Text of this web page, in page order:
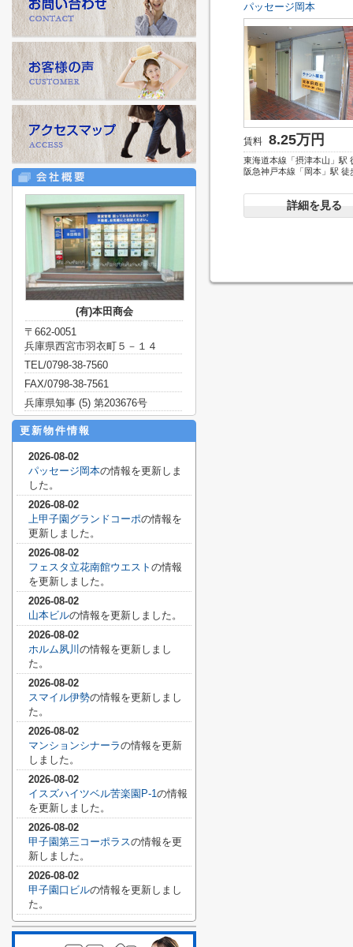
パッセージ岡本
賃料 8.25万円
東海道本線「摂津本山」駅
阪急神戸本線「岡本」駅 徒
詳細を見る
(有)本田商会
〒662-0051
兵庫県西宮市羽衣町５－１４
TEL/0798-38-7560
FAX/0798-38-7561
兵庫県知事 (5) 第203676号
更新物件情報
2026-08-02
パッセージ岡本の情報を更新しま
した。
2026-08-02
上甲子園グランドコーポの情報を
更新しました。
2026-08-02
フェスタ立花南館ウエスト の情報
を更新しました。
2026-08-02
山本ビルの情報を更新しました。
2026-08-02
ホルム夙川 の情報を更新しまし
た。
2026-08-02
スマイル伊勢の情報を更新しまし
た。
2026-08-02
マンションシナーラの情報を更新
しました。
2026-08-02
イスズハイツベル苦楽園P-1の情報
を更新しました。
2026-08-02
甲子園第三コーポラスの情報を更
新しました。
2026-08-02
甲子園口ビルの情報を更新しまし
た。